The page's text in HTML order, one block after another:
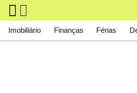
Skip to main content
Main navigation
Imobiliário Finanças Férias